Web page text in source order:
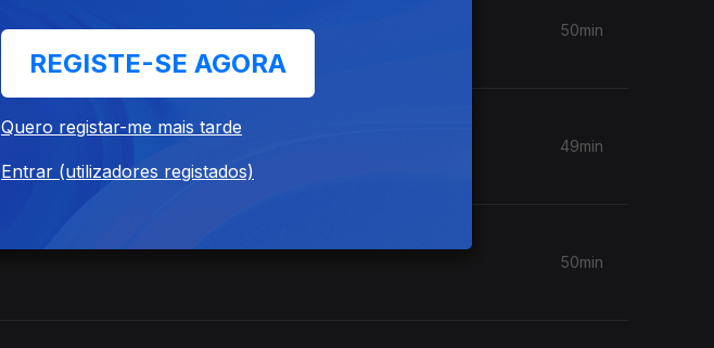
50min
49min
50min
REGISTE-SE AGORA
Quero registar-me mais tarde
Entrar (utilizadores registados)